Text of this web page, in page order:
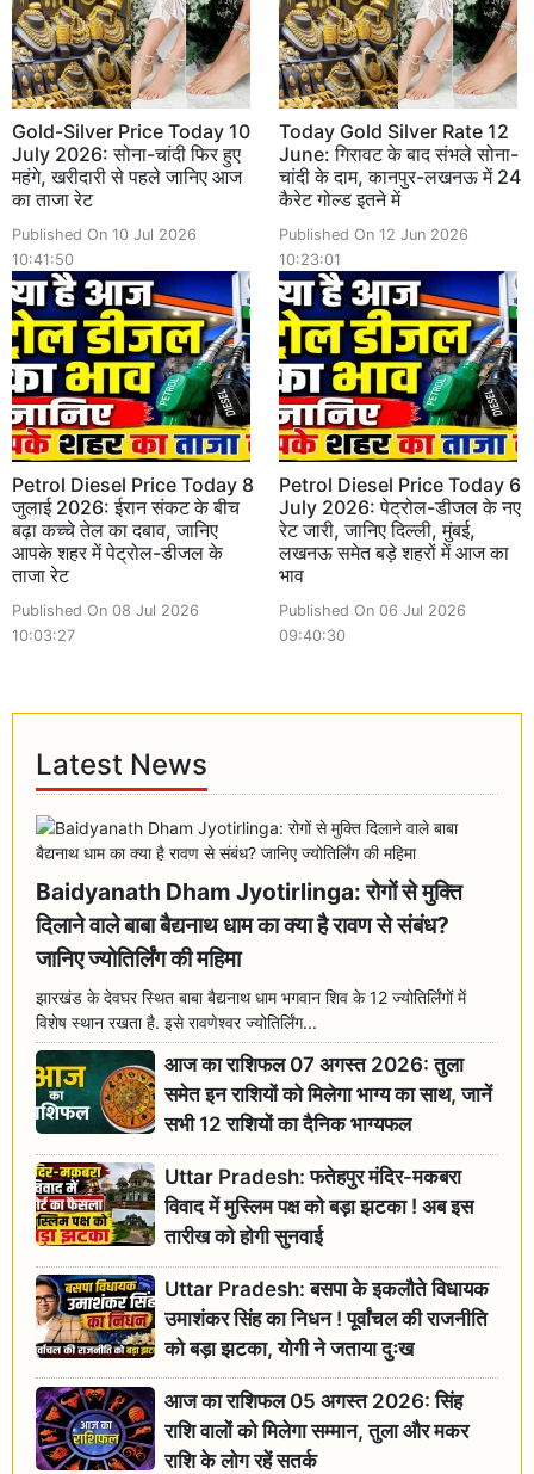
Gold-Silver Price Today 10
July 2026: सोना-चांदी फिर हुए
महंगे, खरीदारी से पहले जानिए आज
का ताजा रेट
Published On 10 Jul 2026
10:41:50
Today Gold Silver Rate 12
June: गिरावट के बाद संभले सोना-
चांदी के दाम, कानपुर-लखनऊ में 24
कैरेट गोल्ड इतने में
Published On 12 Jun 2026
10:23:01
Petrol Diesel Price Today 8
जुलाई 2026: ईरान संकट के बीच
बढ़ा कच्चे तेल का दबाव, जानिए
आपके शहर में पेट्रोल-डीजल के
ताजा रेट
Published On 08 Jul 2026
10:03:27
Petrol Diesel Price Today 6
July 2026: पेट्रोल-डीजल के नए
रेट जारी, जानिए दिल्ली, मुंबई,
लखनऊ समेत बड़े शहरों में आज का
भाव
Published On 06 Jul 2026
09:40:30
Latest News
Baidyanath Dham Jyotirlinga: रोगों से मुक्ति
दिलाने वाले बाबा बैद्यनाथ धाम का क्या है रावण से संबंध?
जानिए ज्योतिर्लिंग की महिमा
झारखंड के देवघर स्थित बाबा बैद्यनाथ धाम भगवान शिव के 12 ज्योतिर्लिंगों में
विशेष स्थान रखता है. इसे रावणेश्वर ज्योतिर्लिंग...
आज का राशिफल 07 अगस्त 2026: तुला
समेत इन राशियों को मिलेगा भाग्य का साथ, जानें
सभी 12 राशियों का दैनिक भाग्यफल
Uttar Pradesh: फतेहपुर मंदिर-मकबरा
विवाद में मुस्लिम पक्ष को बड़ा झटका ! अब इस
तारीख को होगी सुनवाई
Uttar Pradesh: बसपा के इकलौते विधायक
उमाशंकर सिंह का निधन ! पूर्वांचल की राजनीति
को बड़ा झटका, योगी ने जताया दुःख
आज का राशिफल 05 अगस्त 2026: सिंह
राशि वालों को मिलेगा सम्मान, तुला और मकर
राशि के लोग रहें सतर्क